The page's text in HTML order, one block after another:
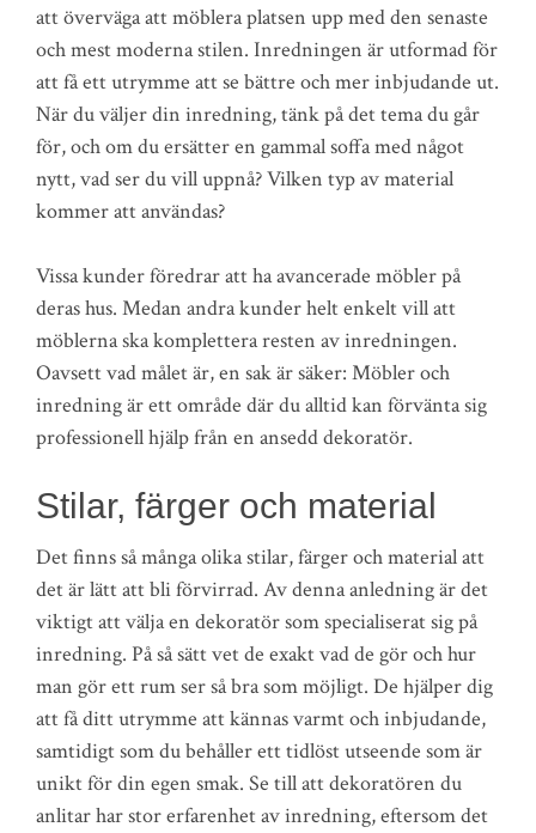
att överväga att möblera platsen upp med den senaste
och mest moderna stilen. Inredningen är utformad för
att få ett utrymme att se bättre och mer inbjudande ut.
När du väljer din inredning, tänk på det tema du går
för, och om du ersätter en gammal soffa med något
nytt, vad ser du vill uppnå? Vilken typ av material
kommer att användas?
Vissa kunder föredrar att ha avancerade möbler på
deras hus. Medan andra kunder helt enkelt vill att
möblerna ska komplettera resten av inredningen.
Oavsett vad målet är, en sak är säker: Möbler och
inredning är ett område där du alltid kan förvänta sig
professionell hjälp från en ansedd dekoratör.
Stilar, färger och material
Det finns så många olika stilar, färger och material att
det är lätt att bli förvirrad. Av denna anledning är det
viktigt att välja en dekoratör som specialiserat sig på
inredning. På så sätt vet de exakt vad de gör och hur
man gör ett rum ser så bra som möjligt. De hjälper dig
att få ditt utrymme att kännas varmt och inbjudande,
samtidigt som du behåller ett tidlöst utseende som är
unikt för din egen smak. Se till att dekoratören du
anlitar har stor erfarenhet av inredning, eftersom det